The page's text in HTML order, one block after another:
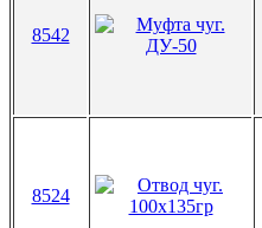
8542
8524